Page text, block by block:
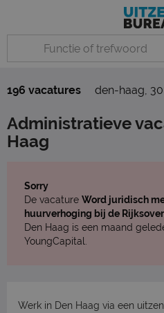
196 vacatures den-haag,
Administratieve
Haag
Sorry
De vacature Word juridisch
huurverhoging bij de
Den Haag is een maand
YoungCapital.
Werk in Den Haag via een